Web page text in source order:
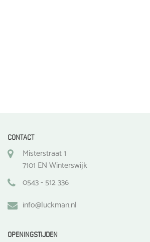
CONTACT
Misterstraat 1
7101 EN Winterswijk
0543 - 512 336
info@luckman.nl
OPENINGSTIJDEN